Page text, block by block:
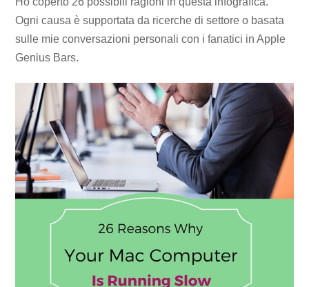
Ogni causa è supportata da ricerche di settore o basata
sulle mie conversazioni personali con i fanatici in Apple
Genius Bars.